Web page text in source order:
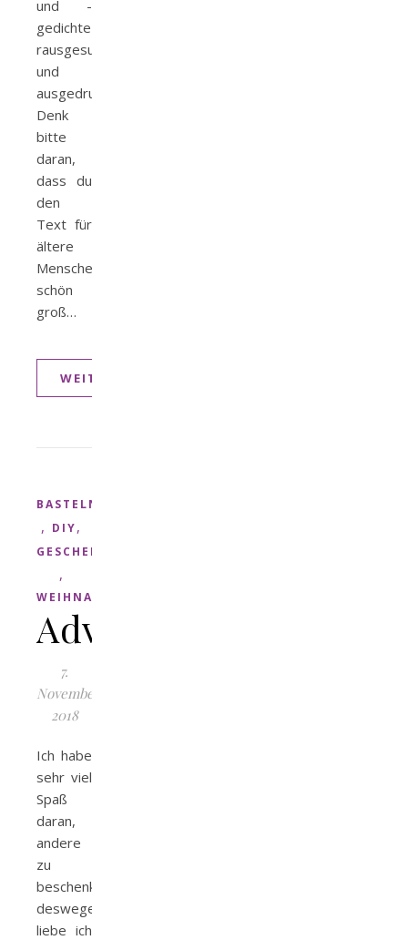
und -
gedichte
rausgesucht
und
ausgedruckt.
Denk
bitte
daran,
dass du
den
Text für
ältere
Menschen
schön
groß…
WEITERLESEN
BASTELN
, DIY,
GESCHENK
,
WEIHNACHTEN
Adventskalender
7.
November
2018
Ich habe
sehr viel
Spaß
daran,
andere
zu
beschenken,
deswegen
liebe ich